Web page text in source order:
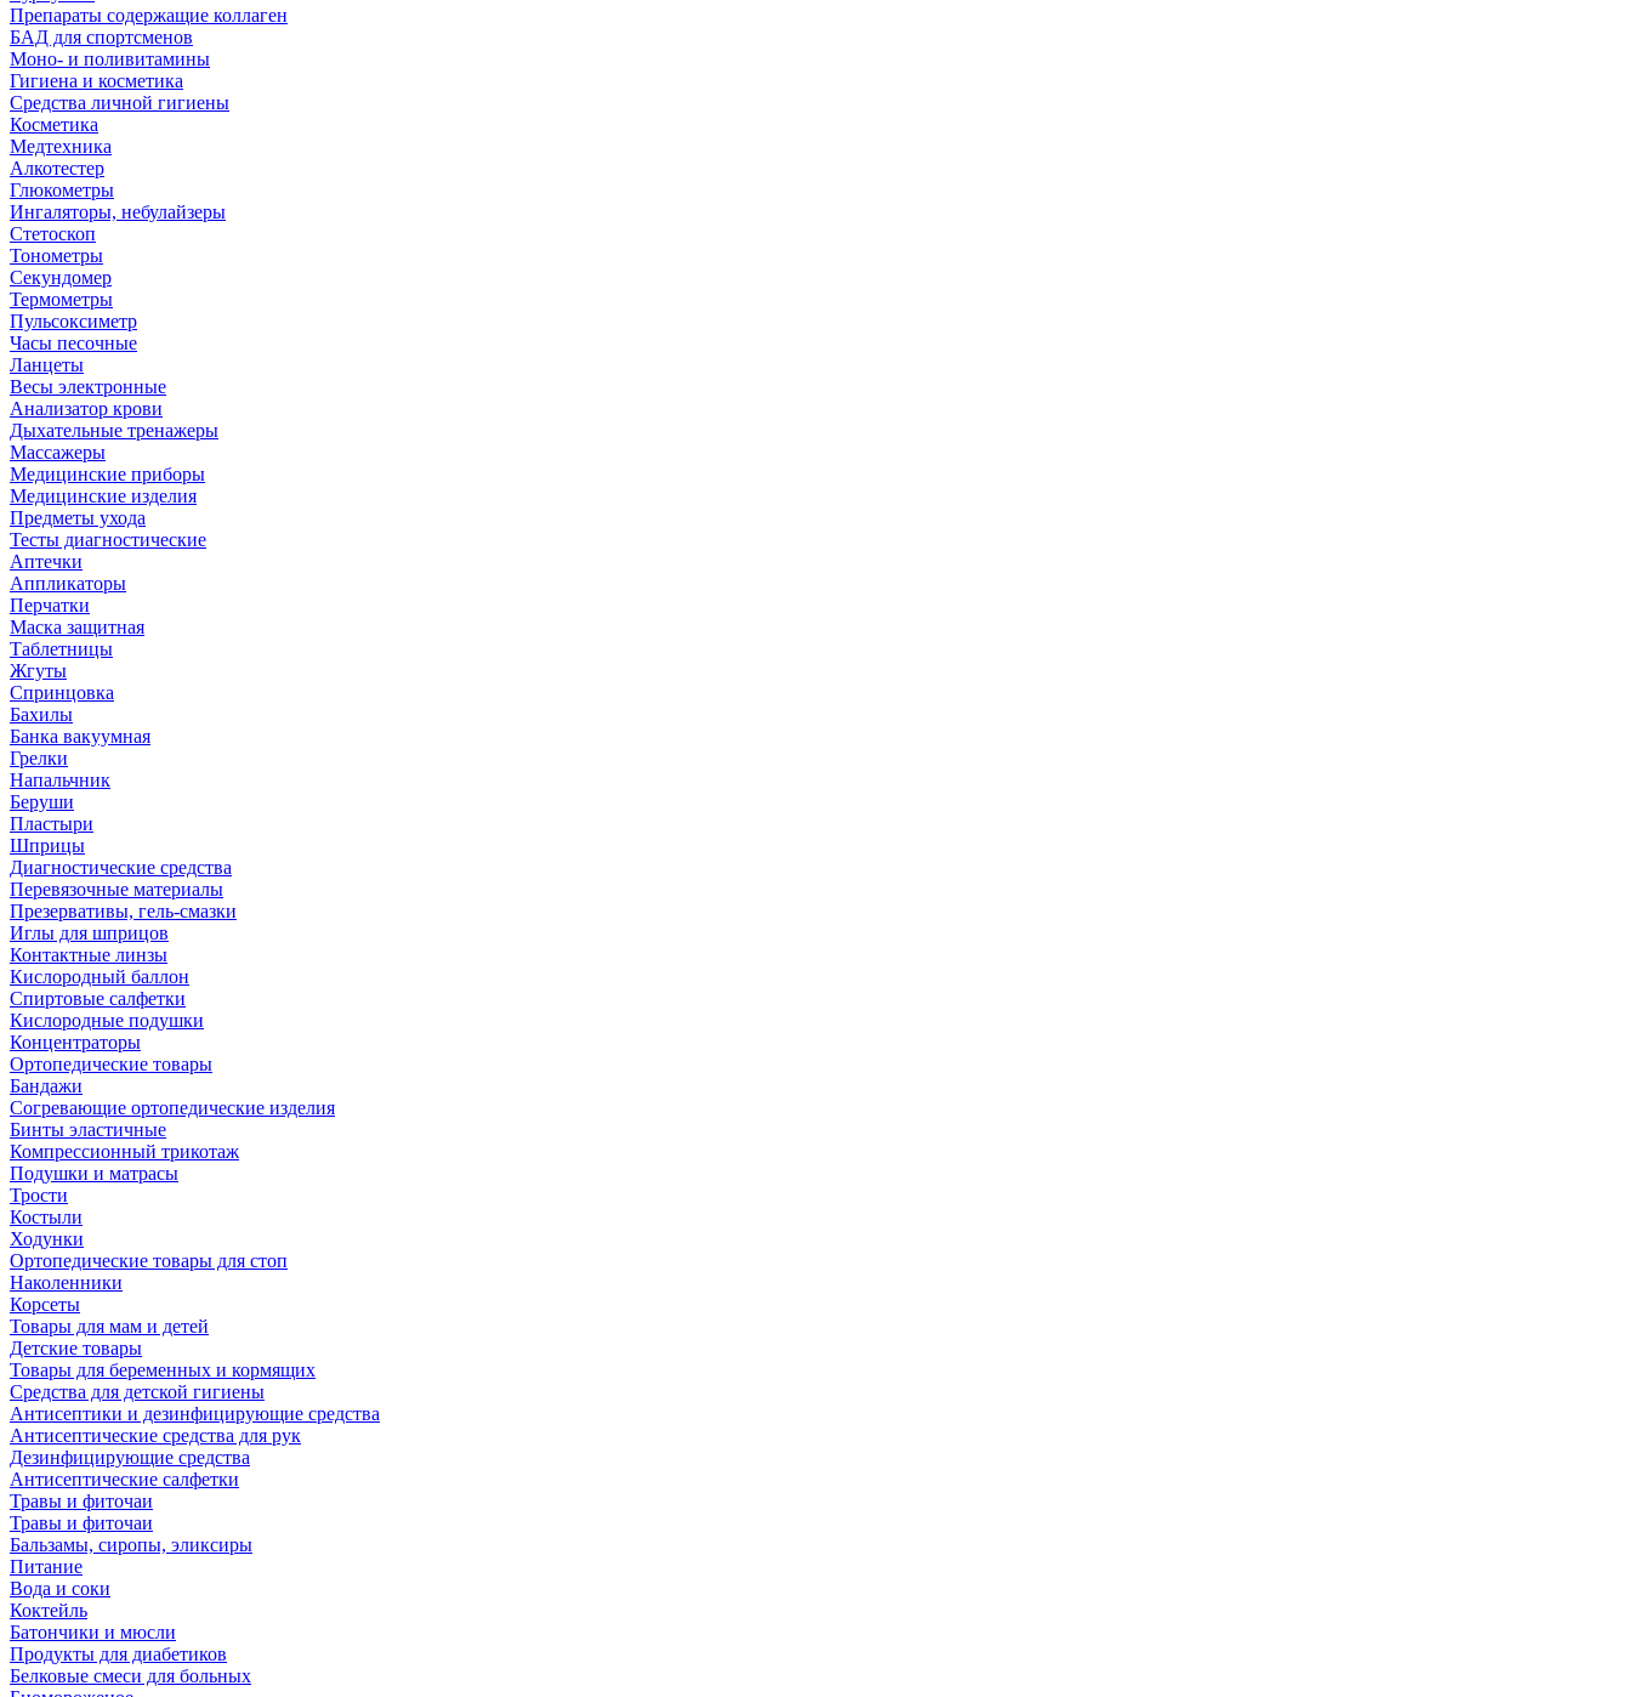
Препараты содержащие коллаген
БАД для спортсменов
Моно- и поливитамины
Гигиена и косметика
Средства личной гигиены
Косметика
Медтехника
Алкотестер
Глюкометры
Ингаляторы, небулайзеры
Стетоскоп
Тонометры
Секундомер
Термометры
Пульсоксиметр
Часы песочные
Ланцеты
Весы электронные
Анализатор крови
Дыхательные тренажеры
Массажеры
Медицинские приборы
Медицинские изделия
Предметы ухода
Тесты диагностические
Аптечки
Аппликаторы
Перчатки
Маска защитная
Таблетницы
Жгуты
Спринцовка
Бахилы
Банка вакуумная
Грелки
Напальчник
Беруши
Пластыри
Шприцы
Диагностические средства
Перевязочные материалы
Презервативы, гель-смазки
Иглы для шприцов
Контактные линзы
Кислородный баллон
Спиртовые салфетки
Кислородные подушки
Концентраторы
Ортопедические товары
Бандажи
Согревающие ортопедические изделия
Бинты эластичные
Компрессионный трикотаж
Подушки и матрасы
Трости
Костыли
Ходунки
Ортопедические товары для стоп
Наколенники
Корсеты
Товары для мам и детей
Детские товары
Товары для беременных и кормящих
Средства для детской гигиены
Антисептики и дезинфицирующие средства
Антисептические средства для рук
Дезинфицирующие средства
Антисептические салфетки
Травы и фиточаи
Травы и фиточаи
Бальзамы, сиропы, эликсиры
Питание
Вода и соки
Коктейль
Батончики и мюсли
Продукты для диабетиков
Белковые смеси для больных